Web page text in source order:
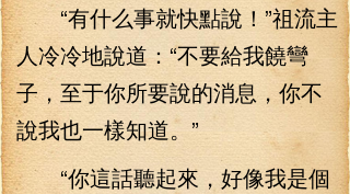
“有什么事就快點說！”祖流主
人冷冷地說道：“不要給我饒彎
子，至于你所要說的消息，你不
說我也一樣知道。”
“你這話聽起來，好像我是個